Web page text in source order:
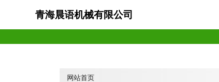
青海晨语机械有限公司
网站首页